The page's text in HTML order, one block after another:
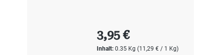
Inhalt:0.35 Kg(11,29 € / 1 Kg)
Regulärer Preis:
3,95 €